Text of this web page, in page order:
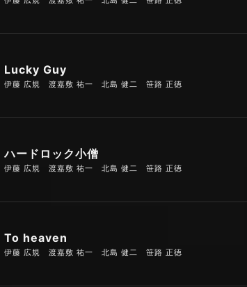
Lucky Guy
伊藤 広規 渡嘉敷 祐一 北島 健二 笹路 正徳
ハードロック小僧
伊藤 広規 渡嘉敷 祐一 北島 健二 笹路 正徳
To heaven
伊藤 広規 渡嘉敷 祐一 北島 健二 笹路 正徳